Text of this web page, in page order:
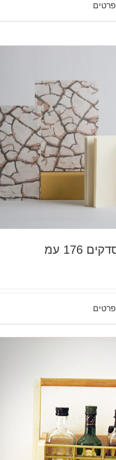
פרטים
פרטים